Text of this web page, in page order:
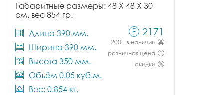
Габаритные размеры: 48 X 48 X 30
см, вес 854 гр.
Длина 390 мм.
Ширина 390 мм.
Высота 350 мм.
Объём 0.05 куб.м.
Вес: 0.854 кг.
2171
200+ в наличии
розничная цена
скидки